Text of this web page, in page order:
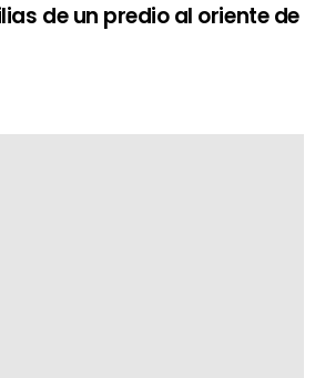
de un predio al oriente de